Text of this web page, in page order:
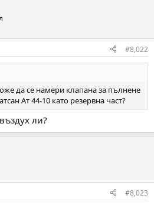
#8,022
да се намери клапана за пълнене
Ат 44-10 като резервна част?
ли?
#8,023